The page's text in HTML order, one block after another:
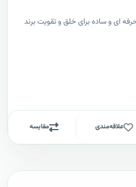
حرفه ای و ساده برای خلق و تقویت برند
علاقه‌مندی مقایسه